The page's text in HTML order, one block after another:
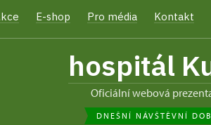
E-shop Pro média Kontakt
hospitál
oficiální webová
DNEŠNÍ NÁVŠTĚVNÍ